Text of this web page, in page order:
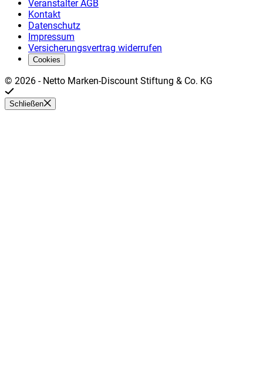
Veranstalter AGB
Kontakt
Datenschutz
Impressum
Versicherungsvertrag widerrufen
Cookies
© 2026 - Netto Marken-Discount Stiftung & Co. KG
Schließen